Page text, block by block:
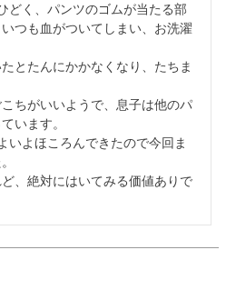
どく、パンツのゴムが当たる部
つも血がついてしまい、お洗濯
とたんにかかなくなり、たちま
ちがいいようで、息子は他のパ
います。
いよほころんできたので今回ま
、絶対にはいてみる価値ありで